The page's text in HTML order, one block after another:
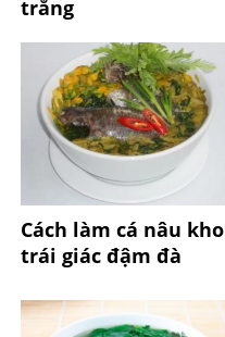
trắng
Cách làm cá nâu kho
trái giác đậm đà